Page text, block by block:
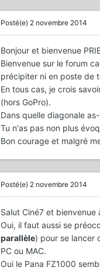
Posté(e) 2 novembre 2014
Bonjour et bienvenue
Bienvenue sur le forum
précipiter ni en poste de
En tous cas, je crois
(hors GoPro).
Dans quelle diagonale
Tu n'as pas non plus
Bon courage et malgré
Posté(e) 2 novembre 2014
Salut Ciné7 et bienvenue
Oui, il faut aussi se
parallèle) pour se lancer
PC ou MAC.
Oui le Pana FZ1000